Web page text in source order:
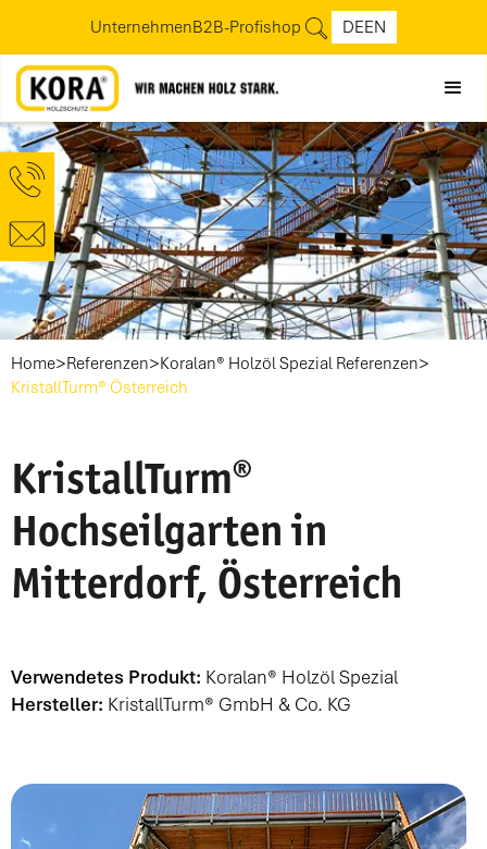
UnternehmenB2B-Profishop DEEN
Home>Referenzen>Koralan® Holzöl Spezial Referenzen>
KristallTurm® Österreich
KristallTurm®
Hochseilgarten in
Mitterdorf, Österreich
Verwendetes Produkt: Koralan® Holzöl Spezial
Hersteller: KristallTurm® GmbH & Co. KG